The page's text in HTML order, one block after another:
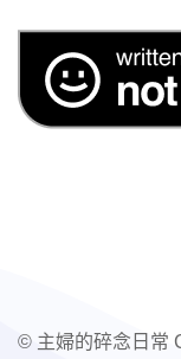
© 主婦的碎念日常